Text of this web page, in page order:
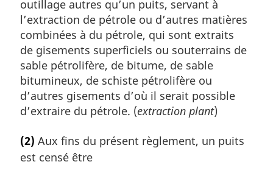
outillage autres qu’un puits, servant à
l’extraction de pétrole ou d’autres matières
combinées à du pétrole, qui sont extraits
de gisements superficiels ou souterrains de
sable pétrolifère, de bitume, de sable
bitumineux, de schiste pétrolifère ou
d’autres gisements d’où il serait possible
d’extraire du pétrole. (extraction plant)
(2) Aux fins du présent règlement, un puits
est censé être